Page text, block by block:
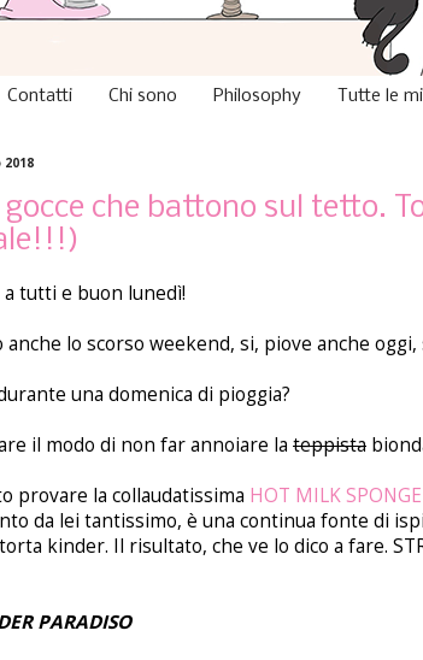
Contatti Chi sono Philosophy Tutte le
gocce che battono sul tetto.
tutti e buon lunedì!
anche lo scorso weekend, si, piove anche
una domenica di pioggia?
il modo di non far annoiare la teppista
provare la collaudatissima HOT MILK
da lei tantissimo, è una continua fonte di
kinder. Il risultato, che ve lo dico a fare.
PARADISO